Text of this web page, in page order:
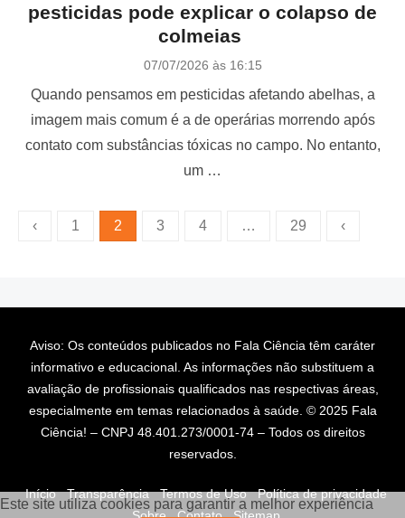
Este site utiliza cookies para garantir a melhor experiência
pesticidas pode explicar o colapso de
colmeias
P
s
e
d
07/07/2026 às 16:15
Quando pensamos em pesticidas afetando abelhas, a
imagem mais comum é a de operárias morrendo após
contato com substâncias tóxicas no campo. No entanto,
um …
i
ç
e
‹ 1 2 3 4 … 29 ‹
Aviso: Os conteúdos publicados no Fala Ciência têm caráter
informativo e educacional. As informações não substituem a
avaliação de profissionais qualificados nas respectivas áreas,
especialmente em temas relacionados à saúde. © 2025 Fala
Ciência! – CNPJ 48.401.273/0001-74 – Todos os direitos
reservados.
Início Transparência Termos de Uso
Política de privacidade